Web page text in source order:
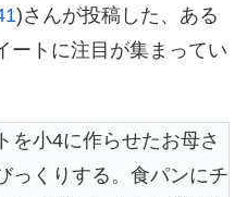
)さんが投稿した、ある
ートに注目が集まってい
を小4に作らせたお母さ
っくりする。食パンにチ